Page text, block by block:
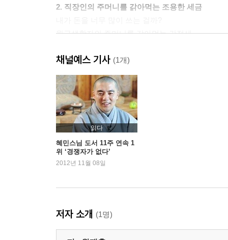
2. 직장인의 주머니를 갉아먹는 조용한 세금
월급생활자의 주머니를 갉아먹는 간접세
연말정산, 13번째 월급이라는 착각
왜 종부세는 사라졌나?
3. 8,000원으로 오른 점심 백반, 4,000원의 행방은?
월급 빼고 다 오르는 데는 이유가 있다
정부는 왜 물가상승을 방관할까?
우리나라의 물가는 적당할까?
물가는 그대로라는데 가벼워지는 장바구니
인플레이션으로 인한 타격은 월급쟁이가 떠안는다
직장인은 시스템을 위해 봉사한다
부유한 집 부모님들만 안다는 ‘동기부여’의 힘
채널예스 기사 (1개)
읽다
혜민스님 도서 11주 연속 1
위 ‘경쟁자가 없다’
2012년 11월 08일
저자 소개 (1명)